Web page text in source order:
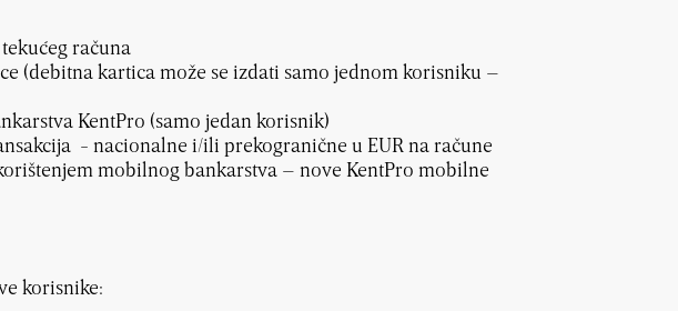
računa
(debitna kartica može se izdati samo jednom korisniku –
KentPro (samo jedan korisnik)
- nacionalne i/ili prekogranične u EUR na račune
mobilnog bankarstva – nove KentPro mobilne
korisnike: